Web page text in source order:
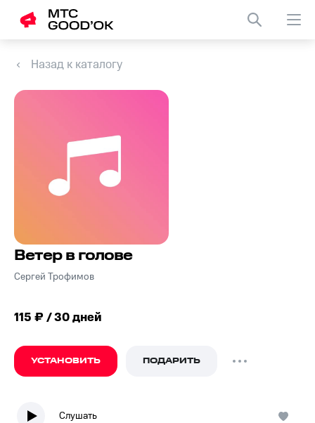
Назад к каталогу
Ветер в голове
Сергей Трофимов
115 ₽ / 30 дней
УСТАНОВИТЬ ПОДАРИТЬ
Слушать